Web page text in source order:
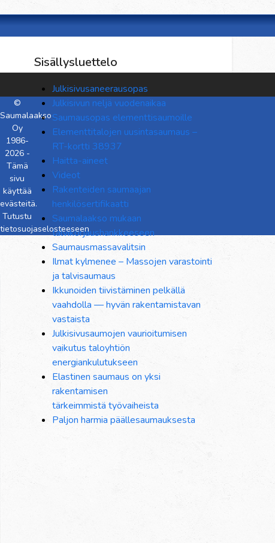
Sisällysluettelo
Julkisivusaneerausopas
Julkisivun neljä vuodenaikaa
Saumausopas elementtisaumoille
Elementtitalojen uusintasaumaus –
RT-kortti 38937
Haitta-aineet
Videot
Rakenteiden saumaajan
henkilösertifikaatti
Saumalaakso mukaan
talvikorjaushankkeeseen
Saumausmassavalitsin
Ilmat kylmenee – Massojen varastointi
ja talvisaumaus
Ikkunoiden tiivistäminen pelkällä
vaahdolla — hyvän rakentamistavan
vastaista
Julkisivusaumojen vaurioitumisen
vaikutus taloyhtiön
energiankulutukseen
Elastinen saumaus on yksi
rakentamisen
tärkeimmistä työvaiheista
Paljon harmia päällesaumauksesta
©
Saumalaakso
Oy
1986-
2026 -
Tämä
sivu
käyttää
evästeitä.
Tutustu
tietosuojaselosteeseen